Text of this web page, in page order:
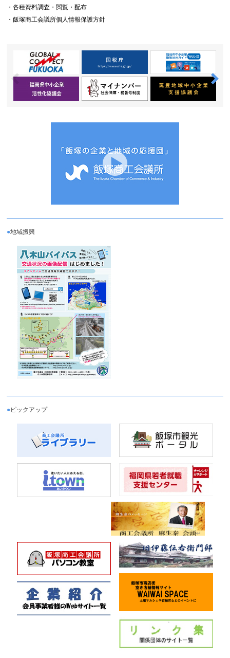
・各種資料調査・閲覧・配布
・飯塚商工会議所個人情報保護方針
●地域振興
●ピックアップ